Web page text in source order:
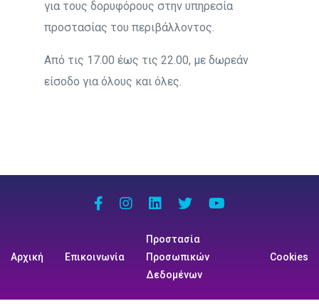
για τους δορυφόρους στην υπηρεσία
προστασίας του περιβάλλοντος.
Από τις 17.00 έως τις 22.00, με δωρεάν
είσοδο για όλους και όλες.
Αρχική Επικοινωνία
Προστασία
Προσωπικών
Δεδομένων
Cookies